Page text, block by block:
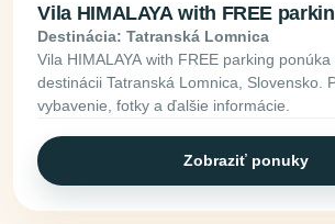
Vila HIMALAYA with FREE
Destinácia: Tatranská Lomnica
Vila HIMALAYA with FREE parking
destinácii Tatranská Lomnica, Slovensko.
vybavenie, fotky a ďalšie informácie.
Zobraziť ponuky